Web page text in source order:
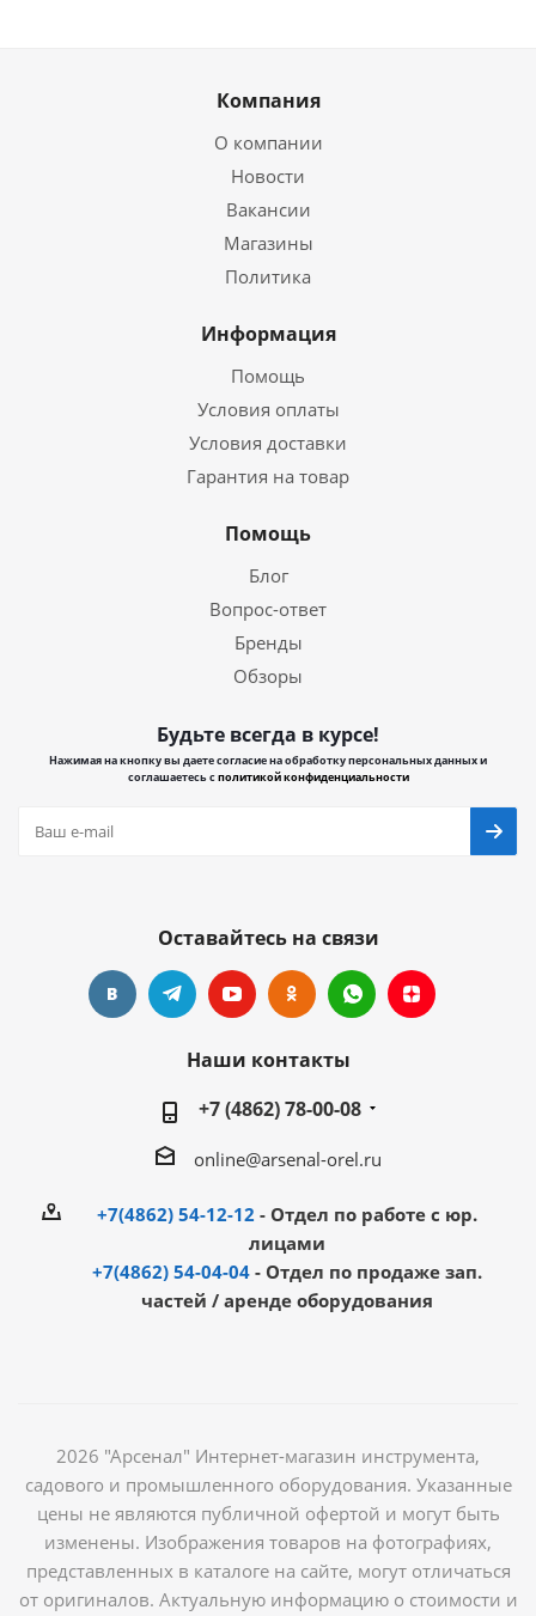
Компания
О компании
Новости
Вакансии
Магазины
Политика
Информация
Помощь
Условия оплаты
Условия доставки
Гарантия на товар
Помощь
Блог
Вопрос-ответ
Бренды
Обзоры
Будьте всегда в курсе!
Нажимая на кнопку вы даете согласие на обработку персональных данных и
соглашаетесь сполитикой конфиденциальности
Оставайтесь на связи
Наши контакты
+7 (4862) 78-00-08
online@arsenal-orel.ru
+7(4862) 54-12-12 - Отдел по работе с юр.
лицами
+7(4862) 54-04-04 - Отдел по продаже зап.
частей / аренде оборудования
2026 "Арсенал" Интернет-магазин инструмента,
садового и промышленного оборудования. Указанные
цены не являются публичной офертой и могут быть
изменены. Изображения товаров на фотографиях,
представленных в каталоге на сайте, могут отличаться
от оригиналов. Актуальную информацию о стоимости и